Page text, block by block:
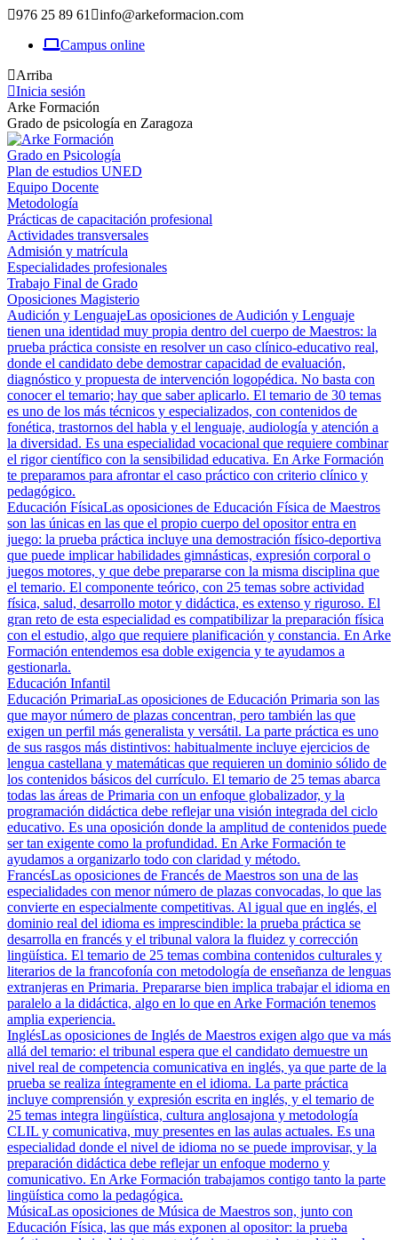
976 25 89 61
info@arkeformacion.com
Campus online
Arriba
Inicia sesión
Arke Formación
Grado de psicología en Zaragoza
Grado en Psicología
Plan de estudios UNED
Equipo Docente
Metodología
Prácticas de capacitación profesional
Actividades transversales
Admisión y matrícula
Especialidades profesionales
Trabajo Final de Grado
Oposiciones Magisterio
Audición y LenguajeLas oposiciones de Audición y Lenguaje
tienen una identidad muy propia dentro del cuerpo de Maestros: la
prueba práctica consiste en resolver un caso clínico-educativo real,
donde el candidato debe demostrar capacidad de evaluación,
diagnóstico y propuesta de intervención logopédica. No basta con
conocer el temario; hay que saber aplicarlo. El temario de 30 temas
es uno de los más técnicos y especializados, con contenidos de
fonética, trastornos del habla y el lenguaje, audiología y atención a
la diversidad. Es una especialidad vocacional que requiere combinar
el rigor científico con la sensibilidad educativa. En Arke Formación
te preparamos para afrontar el caso práctico con criterio clínico y
pedagógico.
Educación FísicaLas oposiciones de Educación Física de Maestros
son las únicas en las que el propio cuerpo del opositor entra en
juego: la prueba práctica incluye una demostración físico-deportiva
que puede implicar habilidades gimnásticas, expresión corporal o
juegos motores, y que debe prepararse con la misma disciplina que
el temario. El componente teórico, con 25 temas sobre actividad
física, salud, desarrollo motor y didáctica, es extenso y riguroso. El
gran reto de esta especialidad es compatibilizar la preparación física
con el estudio, algo que requiere planificación y constancia. En Arke
Formación entendemos esa doble exigencia y te ayudamos a
gestionarla.
Educación Infantil
Educación PrimariaLas oposiciones de Educación Primaria son las
que mayor número de plazas concentran, pero también las que
exigen un perfil más generalista y versátil. La parte práctica es uno
de sus rasgos más distintivos: habitualmente incluye ejercicios de
lengua castellana y matemáticas que requieren un dominio sólido de
los contenidos básicos del currículo. El temario de 25 temas abarca
todas las áreas de Primaria con un enfoque globalizador, y la
programación didáctica debe reflejar una visión integrada del ciclo
educativo. Es una oposición donde la amplitud de contenidos puede
ser tan exigente como la profundidad. En Arke Formación te
ayudamos a organizarlo todo con claridad y método.
FrancésLas oposiciones de Francés de Maestros son una de las
especialidades con menor número de plazas convocadas, lo que las
convierte en especialmente competitivas. Al igual que en inglés, el
dominio real del idioma es imprescindible: la prueba práctica se
desarrolla en francés y el tribunal valora la fluidez y corrección
lingüística. El temario de 25 temas combina contenidos culturales y
literarios de la francofonía con metodología de enseñanza de lenguas
extranjeras en Primaria. Prepararse bien implica trabajar el idioma en
paralelo a la didáctica, algo en lo que en Arke Formación tenemos
amplia experiencia.
InglésLas oposiciones de Inglés de Maestros exigen algo que va más
allá del temario: el tribunal espera que el candidato demuestre un
nivel real de competencia comunicativa en inglés, ya que parte de la
prueba se realiza íntegramente en el idioma. La parte práctica
incluye comprensión y expresión escrita en inglés, y el temario de
25 temas integra lingüística, cultura anglosajona y metodología
CLIL y comunicativa, muy presentes en las aulas actuales. Es una
especialidad donde el nivel de idioma no se puede improvisar, y la
preparación didáctica debe reflejar un enfoque moderno y
comunicativo. En Arke Formación trabajamos contigo tanto la parte
lingüística como la pedagógica.
MúsicaLas oposiciones de Música de Maestros son, junto con
Educación Física, las que más exponen al opositor: la prueba